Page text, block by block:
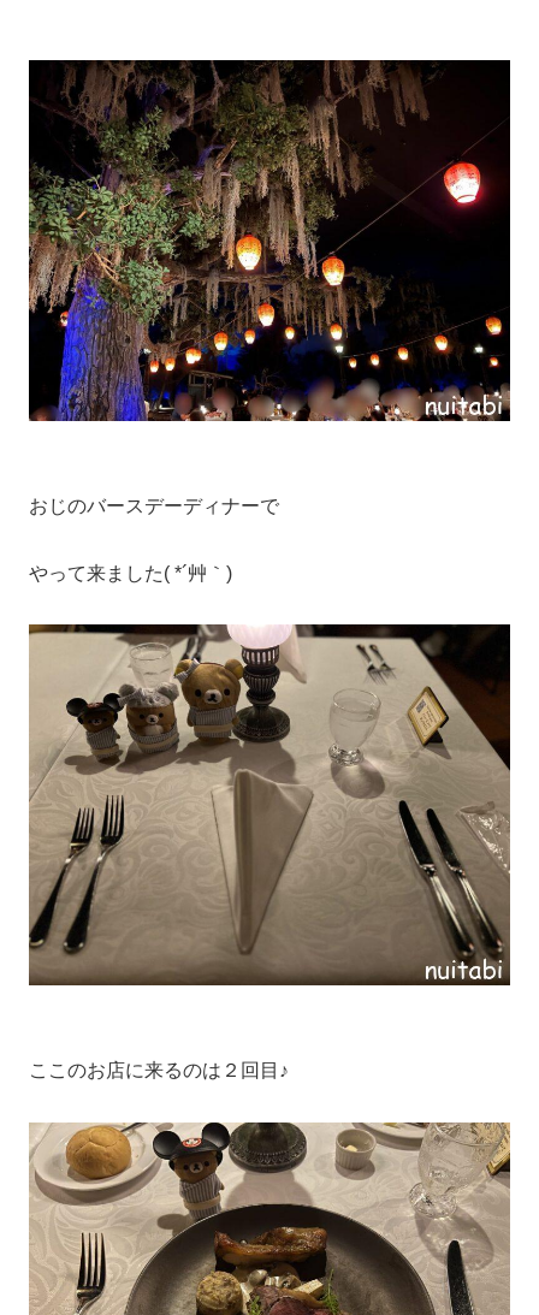
おじのバースデーディナーで
やって来ました( *´艸｀)
ここのお店に来るのは２回目♪